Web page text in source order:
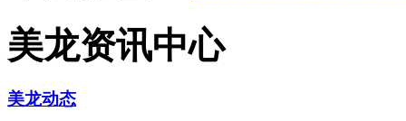
美龙资讯中心
美龙动态